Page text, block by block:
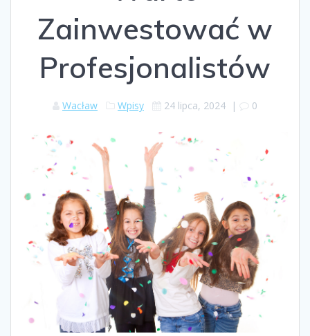
Zainwestować w
Profesjonalistów
Wacław Wpisy 24 lipca, 2024 | 0